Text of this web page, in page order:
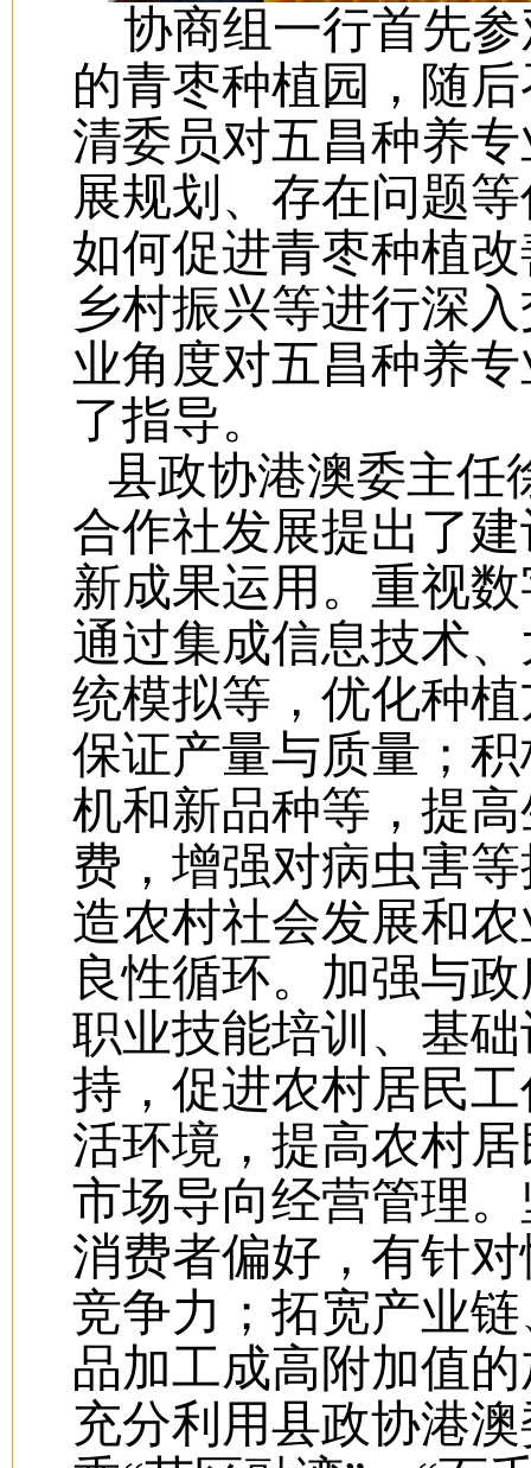
协商组一行首先
的青枣种植园，随
清委员对五昌种养
展规划、存在问题
如何促进青枣种植
乡村振兴等进行深
业角度对五昌种养
了指导。
县政协港澳委主任
合作社发展提出了
新成果运用。重视
通过集成信息技术
统模拟等，优化种
保证产量与质量；
机和新品种等，提
费，增强对病虫害
造农村社会发展和
良性循环。加强与
职业技能培训、基
持，促进农村居民
活环境，提高农村
市场导向经营管理
消费者偏好，有针
竞争力；拓宽产业
品加工成高附加值
充分利用县政协港